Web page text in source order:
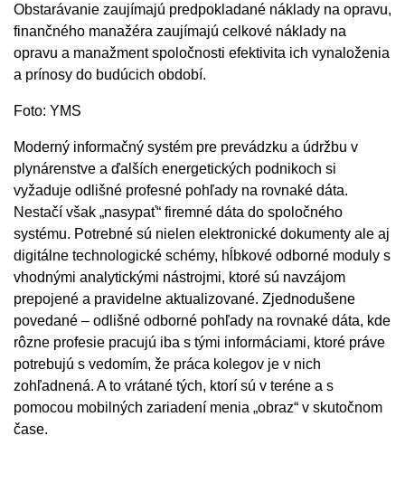
Obstarávanie zaujímajú predpokladané náklady na opravu,
finančného manažéra zaujímajú celkové náklady na
opravu a manažment spoločnosti efektivita ich vynaloženia
a prínosy do budúcich období.
Foto: YMS
Moderný informačný systém pre prevádzku a údržbu v
plynárenstve a ďalších energetických podnikoch si
vyžaduje odlišné profesné pohľady na rovnaké dáta.
Nestačí však „nasypať“ firemné dáta do spoločného
systému. Potrebné sú nielen elektronické dokumenty ale aj
digitálne technologické schémy, hĺbkové odborné moduly s
vhodnými analytickými nástrojmi, ktoré sú navzájom
prepojené a pravidelne aktualizované. Zjednodušene
povedané – odlišné odborné pohľady na rovnaké dáta, kde
rôzne profesie pracujú iba s tými informáciami, ktoré práve
potrebujú s vedomím, že práca kolegov je v nich
zohľadnená. A to vrátané tých, ktorí sú v teréne a s
pomocou mobilných zariadení menia „obraz“ v skutočnom
čase.